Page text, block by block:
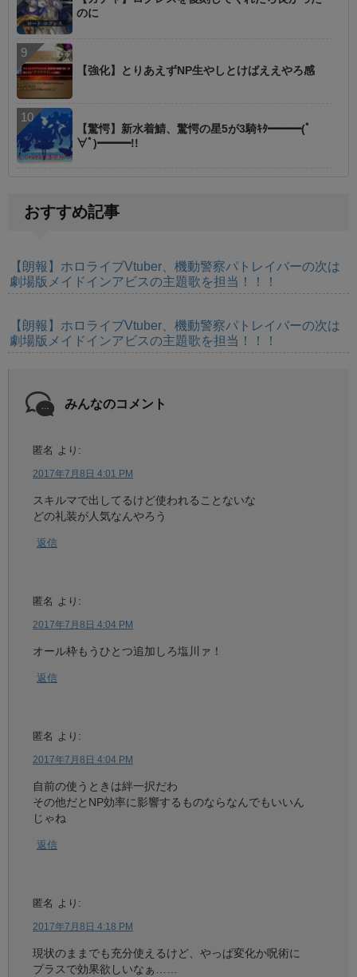
のに
【強化】とりあえずNP生やしとけばええやろ感
【驚愕】新水着鯖、驚愕の星5が3騎ｷﾀ━━━(ﾟ
∀ﾟ)━━━!!
おすすめ記事
【朗報】ホロライブVtuber、機動警察パトレイバーの次は
劇場版メイドインアビスの主題歌を担当！！！
【朗報】ホロライブVtuber、機動警察パトレイバーの次は
劇場版メイドインアビスの主題歌を担当！！！
みんなのコメント
匿名 より:
2017年7月8日 4:01 PM
スキルマで出してるけど使われることないな
どの礼装が人気なんやろう
返信
匿名 より:
2017年7月8日 4:04 PM
オール枠もうひとつ追加しろ塩川ァ！
返信
匿名 より:
2017年7月8日 4:04 PM
自前の使うときは絆一択だわ
その他だとNP効率に影響するものならなんでもいいん
じゃね
返信
匿名 より:
2017年7月8日 4:18 PM
現状のままでも充分使えるけど、やっぱ変化か呪術に
プラスで効果欲しいなぁ……